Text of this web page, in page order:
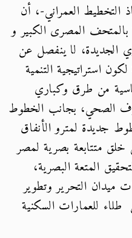
التخطيط العمراني-، أن
المصرى الكبير و
الجديدة، لا ينفصل عن
استراتيجية التنمية
من طرق وكباري
الصحي، بجانب الخطوط
جديدة لمترو الأنفاق
خلق متتابعة بصرية لمصر
المتعة البصرية،
ميدان التحرير وتطوير
للعمارات السكنية